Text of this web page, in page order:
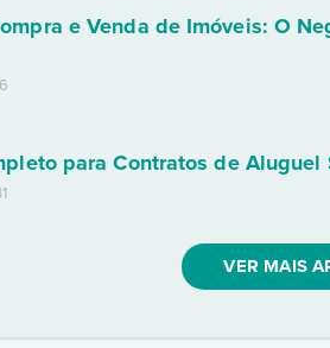
e Venda de Imóveis: O
para Contratos de Aluguel
VER MAIS